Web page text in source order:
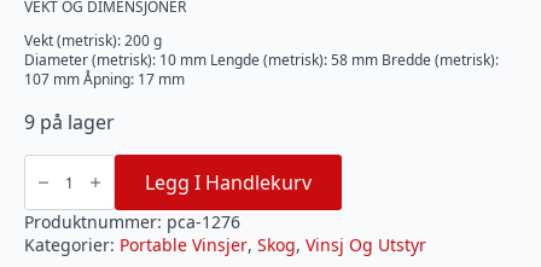
VEKT OG DIMENSJONER
Vekt (metrisk): 200 g
Diameter (metrisk): 10 mm Lengde (metrisk): 58 mm Bredde (metrisk):
107 mm Åpning: 17 mm
9 på lager
PCA-
Låse
karabin
antall
Legg I Handlekurv
Produktnummer: pca-1276
Kategorier: Portable Vinsjer, Skog, Vinsj Og Utstyr